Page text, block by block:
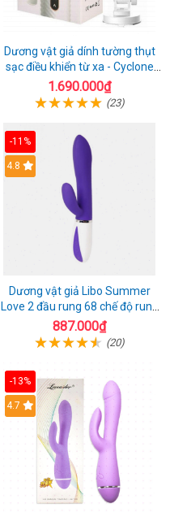
Dương vật giả dính tường thụt
sạc điều khiển từ xa - Cyclone
Fire
1.690.000₫
(23)
-11%
4.8
Dương vật giả Libo Summer
Love 2 đầu rung 68 chế độ rung
sạc pin thỏa mãn
887.000₫
(20)
-13%
4.7